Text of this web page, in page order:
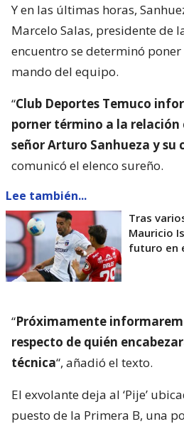
Y en las últimas horas,
Marcelo Salas, presidente de
encuentro se determinó
mando del equipo.
“Club Deportes Temuco
porner término a la
señor Arturo Sanhueza y su
comunicó el elenco sureño.
Lee también...
Tras
Mauricio
futuro en
“Próximamente
respecto de quién
técnica“, añadió el texto.
El exvolante deja al ‘Pije’
puesto de la Primera B, una